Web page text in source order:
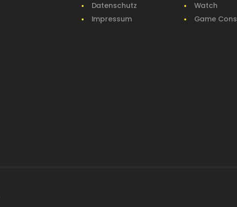
Datenschutz
Impressum
Watch
Game